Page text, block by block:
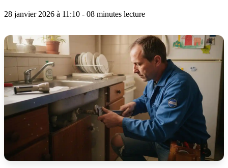
28 janvier 2026 à 11:10 - 08 minutes lecture